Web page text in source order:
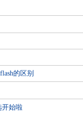
的区别
开始啦